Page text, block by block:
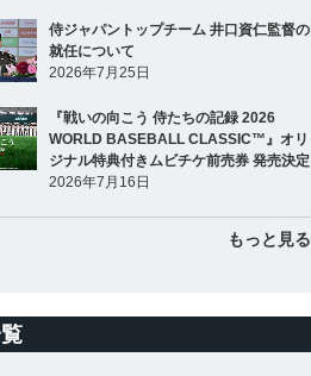
侍ジャパントップチーム 井口資仁監督の
就任について
2026年7月25日
『戦いの向こう 侍たちの記録 2026
WORLD BASEBALL CLASSIC™』オリ
ジナル特典付きムビチケ前売券 発売決定
2026年7月16日
もっと見る